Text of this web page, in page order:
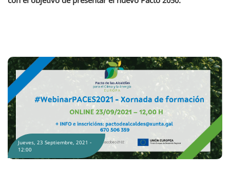
# WebinarPACES2021 - Formación online para la elaboración de los PACES de
los Ayuntamientos de Galicia
Jueves, 23 Septiembre, 2021 -
12:00